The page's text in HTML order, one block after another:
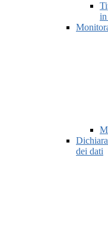
in
dei dati